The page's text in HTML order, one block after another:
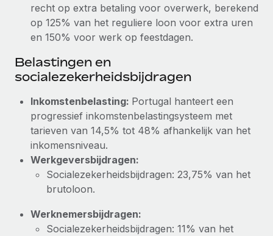
Meer informatie
Hoe Phiture 55 werknemers in 19 landen
beheert met Remote
mobiele groeiadviessector, zet zich sinds 2016...
Meer informatie
recht op extra betaling voor overwerk, berekend
op 125% van het reguliere loon voor extra uren
en 150% voor werk op feestdagen.
Belastingen en
socialezekerheidsbijdragen
Inkomstenbelasting: Portugal hanteert een
progressief inkomstenbelastingsysteem met
tarieven van 14,5% tot 48% afhankelijk van het
inkomensniveau.
Werkgeversbijdragen:
Socialezekerheidsbijdragen: 23,75% van het
brutoloon.
Werknemersbijdragen:
Socialezekerheidsbijdragen: 11% van het